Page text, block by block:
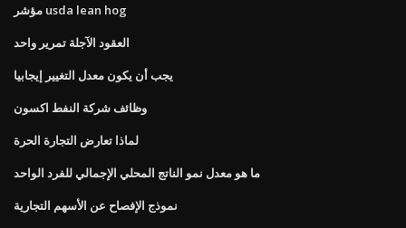
مؤشر usda lean hog
العقود الآجلة تمرير واحد
يجب أن يكون معدل التغيير إيجابيا
وظائف شركة النفط اكسون
لماذا تعارض التجارة الحرة
ما هو معدل نمو الناتج المحلي الإجمالي للفرد الواحد
نموذج الإفصاح عن الأسهم التجارية